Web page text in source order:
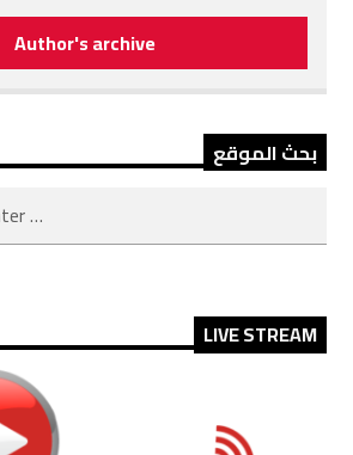
Author's archive
بحث الموقع
LIVE STREAM